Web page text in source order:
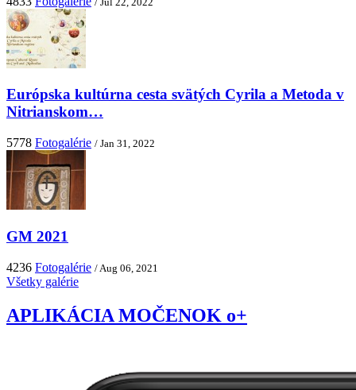
Európska kultúrna cesta svätých Cyrila a Metoda v
Nitrianskom…
5778 Fotogalérie / Jan 31, 2022
GM 2021
4236 Fotogalérie / Aug 06, 2021
Všetky galérie
APLIKÁCIA MOČENOK o+